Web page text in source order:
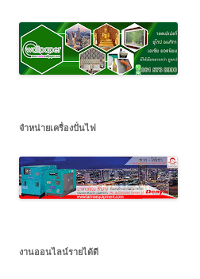
จำหน่ายเครื่องปั่นไฟ
งานออนไลน์รายได้ดี